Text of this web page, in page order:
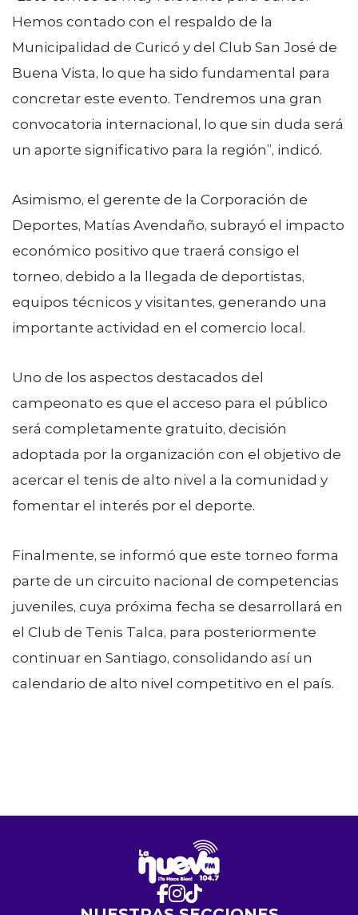
Hemos contado con el respaldo de la
Municipalidad de Curicó y del Club San José de
Buena Vista, lo que ha sido fundamental para
concretar este evento. Tendremos una gran
convocatoria internacional, lo que sin duda será
un aporte significativo para la región”, indicó.
Asimismo, el gerente de la Corporación de
Deportes, Matías Avendaño, subrayó el impacto
económico positivo que traerá consigo el
torneo, debido a la llegada de deportistas,
equipos técnicos y visitantes, generando una
importante actividad en el comercio local.
Uno de los aspectos destacados del
campeonato es que el acceso para el público
será completamente gratuito, decisión
adoptada por la organización con el objetivo de
acercar el tenis de alto nivel a la comunidad y
fomentar el interés por el deporte.
Finalmente, se informó que este torneo forma
parte de un circuito nacional de competencias
juveniles, cuya próxima fecha se desarrollará en
el Club de Tenis Talca, para posteriormente
continuar en Santiago, consolidando así un
calendario de alto nivel competitivo en el país.